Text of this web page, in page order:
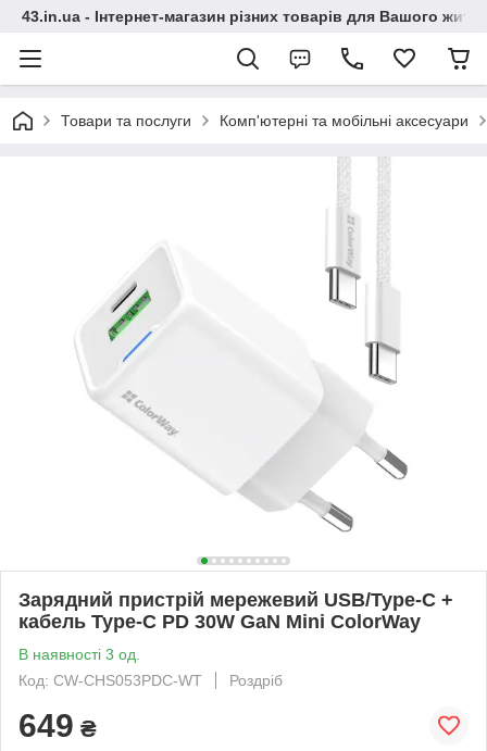
43.in.ua - Інтернет-магазин різних товарів для Вашого
Товари та послуги Комп'ютерні та мобільні аксесуари
Зарядний пристрій мережевий USB/Type-C +
кабель Type-C PD 30W GaN Mini ColorWay
В наявності 3 од.
Код: CW-CHS053PDC-WT
Роздріб
649 ₴